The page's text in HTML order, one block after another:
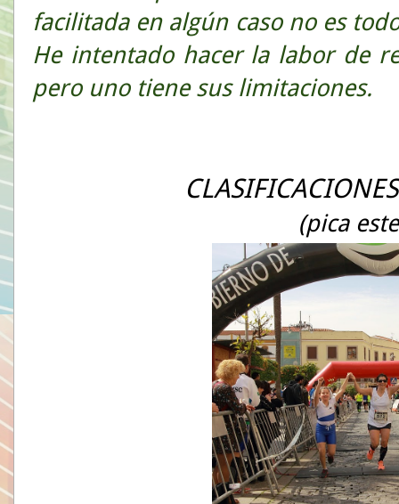
facilitada en algún caso no es
He intentado hacer la labor de
pero uno tiene sus limitaciones.
(pica